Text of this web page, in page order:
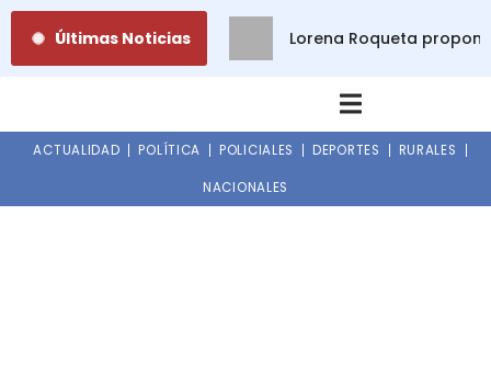
contenido
Últimas Noticias Lorena Roqueta
ACTUALIDAD POLÍTICA POLICIALES DEPORTES RURALES
NACIONALES